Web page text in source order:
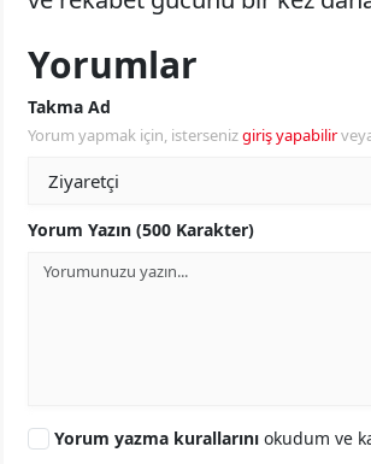
Yorumlar
Takma Ad
Yorum yapmak için, istersenizgiriş yapabilir
Yorum Yazın (500 Karakter)
Yorum yazma kurallarını okudum ve